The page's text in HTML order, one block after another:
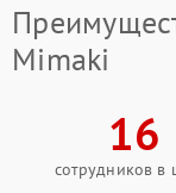
Mimaki
16
сотрудников в